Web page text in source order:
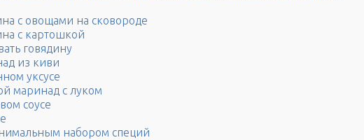
с овощами на сковороде
с картошкой
говядину
из киви
уксусе
маринад с луком
соусе
набором специй